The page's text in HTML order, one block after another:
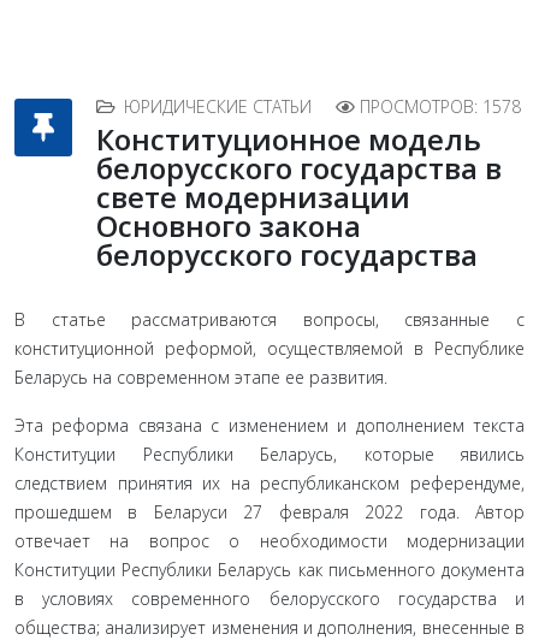
ЮРИДИЧЕСКИЕ СТАТЬИ ПРОСМОТРОВ: 1578
Конституционное модель
белорусского государства в
свете модернизации
Основного закона
белорусского государства
В статье рассматриваются вопросы, связанные с
конституционной реформой, осуществляемой в Республике
Беларусь на современном этапе ее развития.
Эта реформа связана с изменением и дополнением текста
Конституции Республики Беларусь, которые явились
следствием принятия их на республиканском референдуме,
прошедшем в Беларуси 27 февраля 2022 года. Автор
отвечает на вопрос о необходимости модернизации
Конституции Республики Беларусь как письменного документа
в условиях современного белорусского государства и
общества; анализирует изменения и дополнения, внесенные в